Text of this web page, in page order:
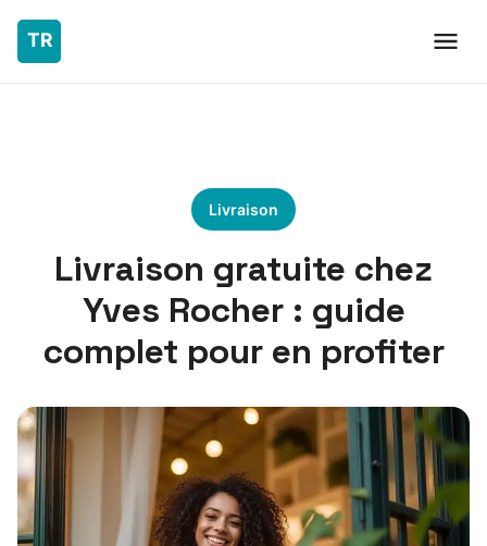
Livraison
Livraison gratuite chez
Yves Rocher : guide
complet pour en profiter